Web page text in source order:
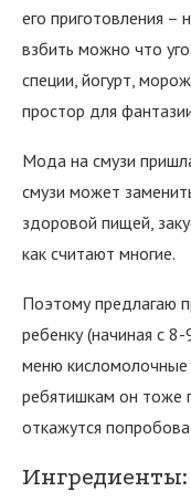
его приготовления –
взбить можно что
специи, йогурт,
простор для
Мода на смузи
смузи может
здоровой пищей,
как считают многие.
Поэтому предлагаю
ребенку (начиная с
меню кисломолочные
ребятишкам он тоже
откажутся
Ингредиенты: